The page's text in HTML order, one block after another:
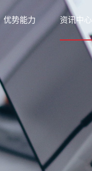
优势能力
信息科技
服务网络
资源优势
解决方案
资讯中心
新闻中心
下载中心